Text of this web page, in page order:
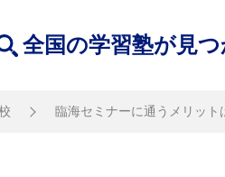
全国の学習塾が見つ
臨海セミナーに通うメリッ